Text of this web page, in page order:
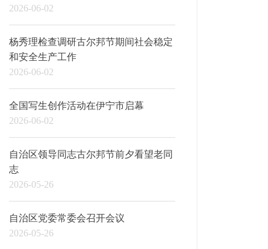
2026-06-02
杨秀理检查调研古尔邦节期间社会稳定
和安全生产工作
2026-06-02
全国写生创作活动在伊宁市启幕
2026-06-02
自治区领导同志古尔邦节前夕看望老同
志
2026-05-26
自治区党委常委会召开会议
2026-05-26